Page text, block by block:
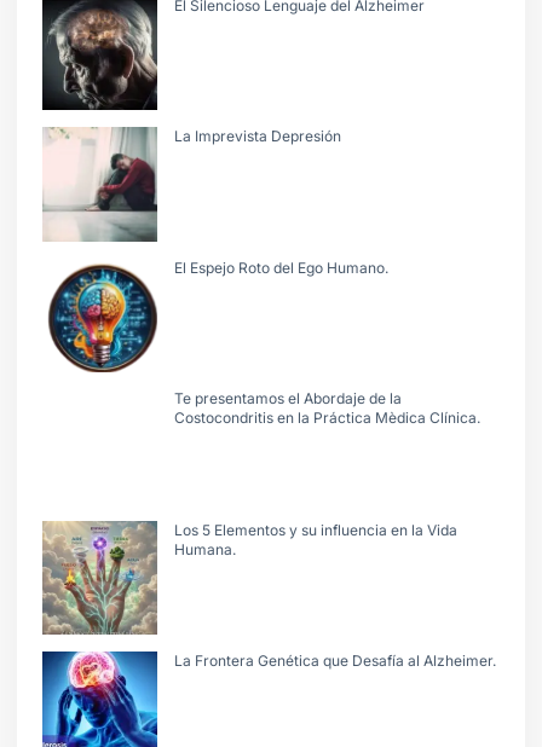
El Silencioso Lenguaje del Alzheimer
La Imprevista Depresión
El Espejo Roto del Ego Humano.
Te presentamos el Abordaje de la
Costocondritis en la Práctica Mèdica Clínica.
Los 5 Elementos y su influencia en la Vida
Humana.
La Frontera Genética que Desafía al Alzheimer.